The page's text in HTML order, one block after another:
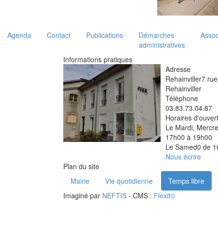
Agenda Contact Publications
Démarches
administratives
Informations pratiques
Adresse
Rehainviller7
Rehainviller
Téléphone
03.83.73.04.87
Horaires
Le Mardi,
17h00 à 19h00
Le Samed0 de
Nous écrire
Plan du site
Mairie
Vie quotidienne
Temps libre
Imaginé par NEFTIS - CMS : Flexit©